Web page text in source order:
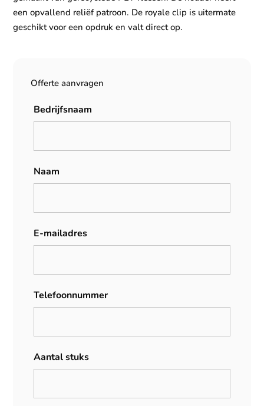
een opvallend reliëf patroon. De royale clip is uitermate
geschikt voor een opdruk en valt direct op.
Offerte aanvragen
Bedrijfsnaam
Naam
E-mailadres
Telefoonnummer
Aantal stuks